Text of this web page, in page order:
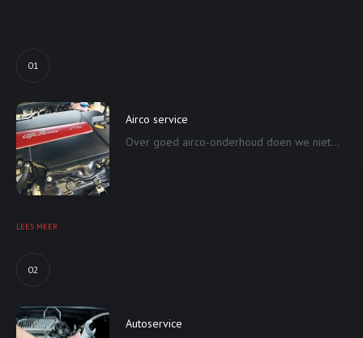
01
Airco service
Over goed airco-onderhoud doen we niet...
LEES MEER
02
Autoservice